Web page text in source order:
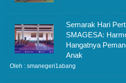
Semarak Hari
SMAGESA:
Hangatnya
Anak
Oleh : smanegeri1abang